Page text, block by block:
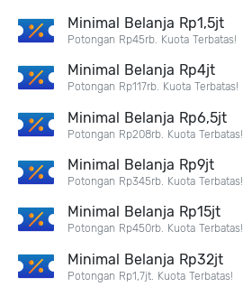
Minimal Belanja Rp1,5jt
Potongan Rp45rb. Kuota Terbatas!
Minimal Belanja Rp4jt
Potongan Rp117rb. Kuota Terbatas!
Minimal Belanja Rp6,5jt
Potongan Rp208rb. Kuota Terbatas!
Minimal Belanja Rp9jt
Potongan Rp345rb. Kuota Terbatas!
Minimal Belanja Rp15jt
Potongan Rp450rb. Kuota Terbatas!
Minimal Belanja Rp32jt
Potongan Rp1,7jt. Kuota Terbatas!